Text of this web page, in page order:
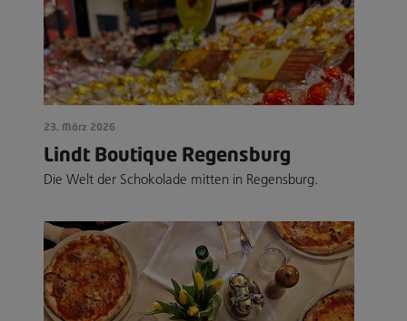
23. März 2026
Lindt Boutique Regensburg
Die Welt der Schokolade mitten in Regensburg.